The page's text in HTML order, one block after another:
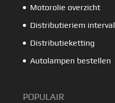
Motorolie overzicht
Distributieriem interval
Distributieketting
Autolampen bestellen
POPULAIR